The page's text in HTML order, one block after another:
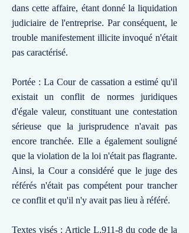
dans cette affaire, étant donné la liquidation
judiciaire de l'entreprise. Par conséquent, le
trouble manifestement illicite invoqué n'était
pas caractérisé.
Portée : La Cour de cassation a estimé qu'il
existait un conflit de normes juridiques
d'égale valeur, constituant une contestation
sérieuse que la jurisprudence n'avait pas
encore tranchée. Elle a également souligné
que la violation de la loi n'était pas flagrante.
Ainsi, la Cour a considéré que le juge des
référés n'était pas compétent pour trancher
ce conflit et qu'il n'y avait pas lieu à référé.
Textes visés : Article L.911-8 du code de la